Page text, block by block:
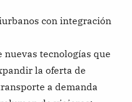
con integración
tecnologías que
la oferta de
a demanda